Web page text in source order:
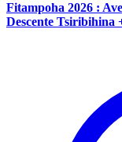
Fitampoha 2026 :
Descente Tsiribihina